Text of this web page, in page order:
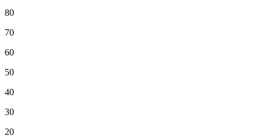
80
70
60
50
40
30
20